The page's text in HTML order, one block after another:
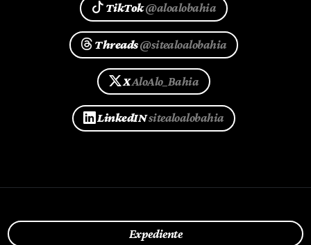
TikTok@aloalobahia
Threads@sitealoalobahia
XAloAlo_Bahia
LinkedINsitealoalobahia
Expediente